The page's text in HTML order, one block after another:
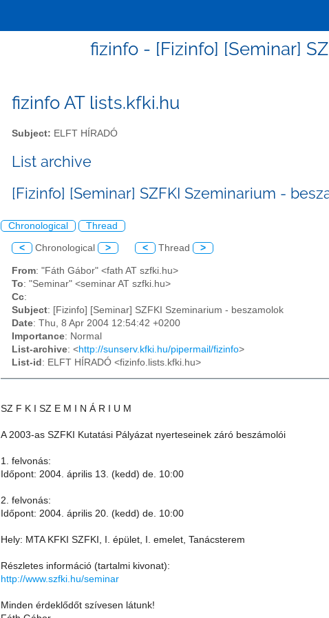
fizinfo - [Fizinfo] [Seminar]
fizinfo AT lists.kfki.hu
Subject: ELFT HÍRADÓ
List archive
[Fizinfo] [Seminar] SZFKI Szeminarium -
Chronological Thread
< Chronological > < Thread >
From: "Fáth Gábor" <fath AT szfki.hu>
To: "Seminar" <seminar AT szfki.hu>
Cc:
Subject: [Fizinfo] [Seminar] SZFKI Szeminarium - beszamolok
Date: Thu, 8 Apr 2004 12:54:42 +0200
Importance: Normal
List-archive: <http://sunserv.kfki.hu/pipermail/fizinfo>
List-id : ELFT HÍRADÓ <fizinfo.lists.kfki.hu>
SZ F K I SZ E M I N Á R I U M
A 2003-as SZFKI Kutatási Pályázat nyerteseinek záró beszámolói
1. felvonás:
Időpont: 2004. április 13. (kedd) de. 10:00
2. felvonás:
Időpont: 2004. április 20. (kedd) de. 10:00
Hely: MTA KFKI SZFKI, I. épület, I. emelet, Tanácsterem
Részletes információ (tartalmi kivonat):
http://www.szfki.hu/seminar
Minden érdeklődőt szívesen látunk!